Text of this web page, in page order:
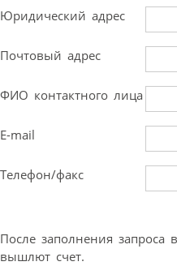
Юридический адрес
Почтовый адрес
ФИО контактного лица
E-mail
Телефон/факс
После заполнения запроса
вышлют счет.